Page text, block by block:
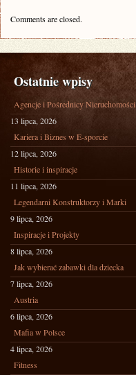
Comments are closed.
Ostatnie wpisy
Agencje i Pośrednicy Nieruchomości
13 lipca, 2026
Kariera i Biznes w E-sporcie
12 lipca, 2026
Historie i inspiracje
11 lipca, 2026
Legendarni Konstruktorzy i Marki
9 lipca, 2026
Inspiracje i Projekty
8 lipca, 2026
Jak wybierać zabawki dla dziecka
7 lipca, 2026
Austria
6 lipca, 2026
Mafia w Polsce
4 lipca, 2026
Fitness